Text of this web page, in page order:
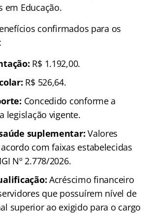
em Educação.
confirmados para os
R$ 1.192,00.
R$ 526,64.
Concedido conforme a
legislação vigente.
suplementar: Valores
com faixas estabelecidas
Nº 2.778/2026.
Acréscimo financeiro
que possuírem nível de
superior ao exigido para o cargo